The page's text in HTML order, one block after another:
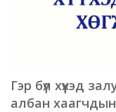
Гэр бүл хүүхэд
албан